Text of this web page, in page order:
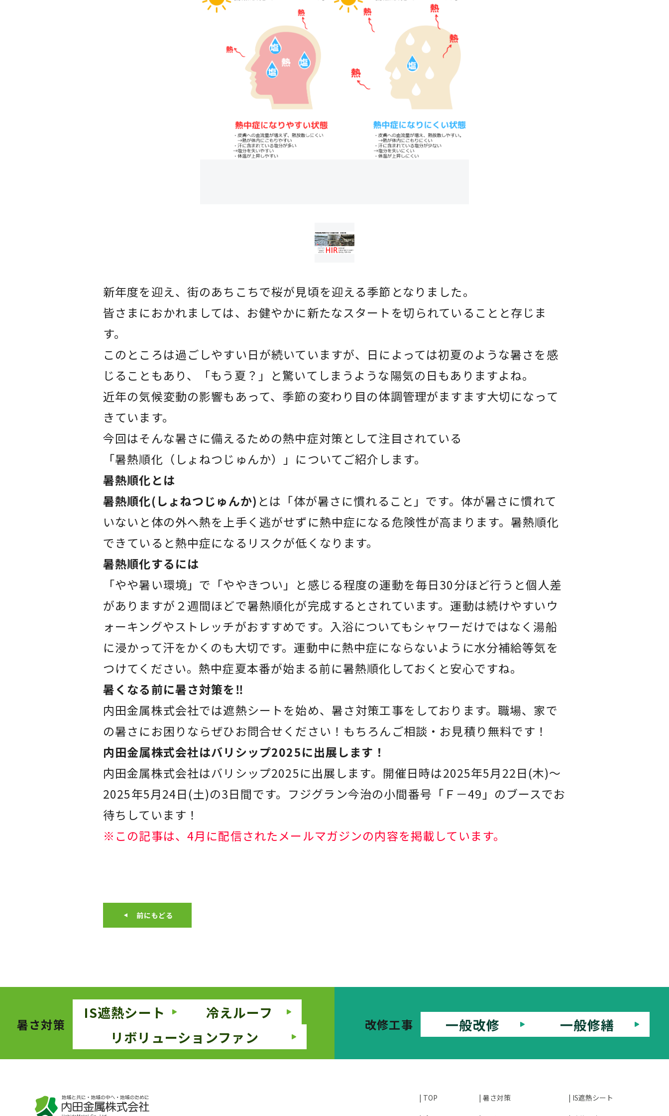
新年度を迎え、街のあちこちで桜が見頃を迎える季節となりました。
皆さまにおかれましては、お健やかに新たなスタートを切られていることと存じま
す。
このところは過ごしやすい日が続いていますが、日によっては初夏のような暑さを感
じることもあり、「もう夏？」と驚いてしまうような陽気の日もありますよね。
近年の気候変動の影響もあって、季節の変わり目の体調管理がますます大切になって
きています。
今回はそんな暑さに備えるための熱中症対策として注目されている
「暑熱順化（しょねつじゅんか）」についてご紹介します。
暑熱順化とは
暑熱順化(しょねつじゅんか) とは「体が暑さに慣れること」です。体が暑さに慣れて
いないと体の外へ熱を上手く逃がせずに熱中症になる危険性が高まります。暑熱順化
できていると熱中症になるリスクが低くなります。
暑熱順化するには
「やや暑い環境」で「ややきつい」と感じる程度の運動を毎日30分ほど行うと個人差
がありますが２週間ほどで暑熱順化が完成するとされています。運動は続けやすいウ
ォーキングやストレッチがおすすめです。入浴についてもシャワーだけではなく湯船
に浸かって汗をかくのも大切です。運動中に熱中症にならないように水分補給等気を
つけてください。熱中症夏本番が始まる前に暑熱順化しておくと安心ですね。
暑くなる前に暑さ対策を‼
内田金属株式会社では遮熱シートを始め、暑さ対策工事をしております。職場、家で
の暑さにお困りならぜひお問合せください！もちろんご相談・お見積り無料です！
内田金属株式会社はバリシップ2025に出展します！
内田金属株式会社はバリシップ2025に出展します。開催日時は2025年5月22日(木)～
2025年5月24日(土)の3日間です。フジグラン今治の小間番号「Ｆ－49」のブースでお
待ちしています！
※この記事は、4月に配信されたメールマガジンの内容を掲載しています。
前にもどる
暑さ対策
IS遮熱シート
冷えルーフ
リボリューションファン
改修工事 一般改修 一般修繕
TOP 暑さ対策 IS遮熱シート